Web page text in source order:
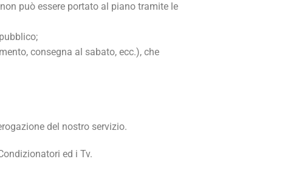
può essere portato al piano tramite le
consegna al sabato, ecc.), che
del nostro servizio.
ed i Tv.